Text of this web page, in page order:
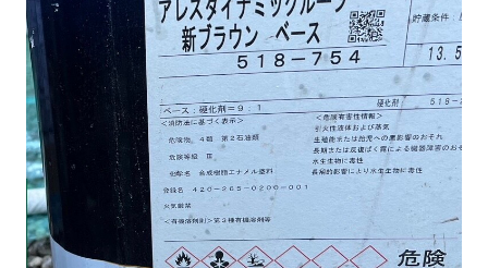
ニュース
お問い合わせ
スタッフブログ
採用情報
正しい業者の選び方